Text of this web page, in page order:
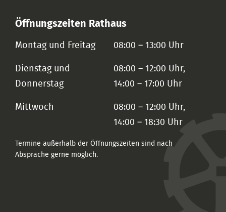
Öffnungszeiten Rathaus
Montag und Freitag 08:00 – 13:00 Uhr
Dienstag und
Donnerstag
08:00 – 12:00 Uhr,
14:00 – 17:00 Uhr
Mittwoch
08:00 – 12:00 Uhr,
14:00 – 18:30 Uhr
Termine außerhalb der Öffnungszeiten sind nach
Absprache gerne möglich.